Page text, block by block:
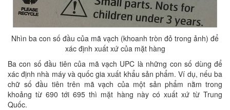
Nhìn ba con số đầu của mã vạch (khoanh tròn đỏ trong ảnh) để
xác định xuất xứ của mặt hàng
Ba con số đầu tiên của mã vạch UPC là những con số dùng để
xác định nhà máy và quốc gia xuất khẩu sản phẩm. Ví dụ, nếu ba
chữ số đầu tiên trên mã vạch của một sản phẩm nằm trong
khoảng từ 690 tới 695 thì mặt hàng này có xuất xứ từ Trung
Quốc.